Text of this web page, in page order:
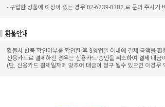
- 구입한 상품에 이상이 있는 경우 02-6239-0382 로 문의 주시기
환불시 반품 확인여부를 확인한 후 3영업일 이내에 결제 금액을 환
신용카드로 결제하신 경우는 신용카드 승인을 취소하여 결제 대금
(단, 신용카드 결제일자에 맞추어 대금이 청구 될수 있으면 이경